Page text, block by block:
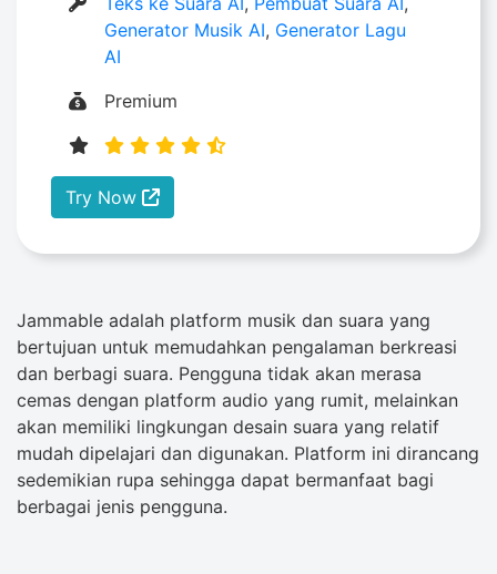
Generator Musik AI, Generator Lagu
AI
Premium
Try Now
Jammable adalah platform musik dan suara yang
bertujuan untuk memudahkan pengalaman berkreasi
dan berbagi suara. Pengguna tidak akan merasa
cemas dengan platform audio yang rumit, melainkan
akan memiliki lingkungan desain suara yang relatif
mudah dipelajari dan digunakan. Platform ini dirancang
sedemikian rupa sehingga dapat bermanfaat bagi
berbagai jenis pengguna.